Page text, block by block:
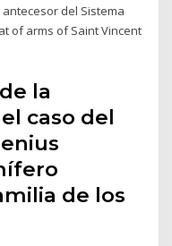
del Sistema
of arms of Saint Vincent
la
caso del
de los